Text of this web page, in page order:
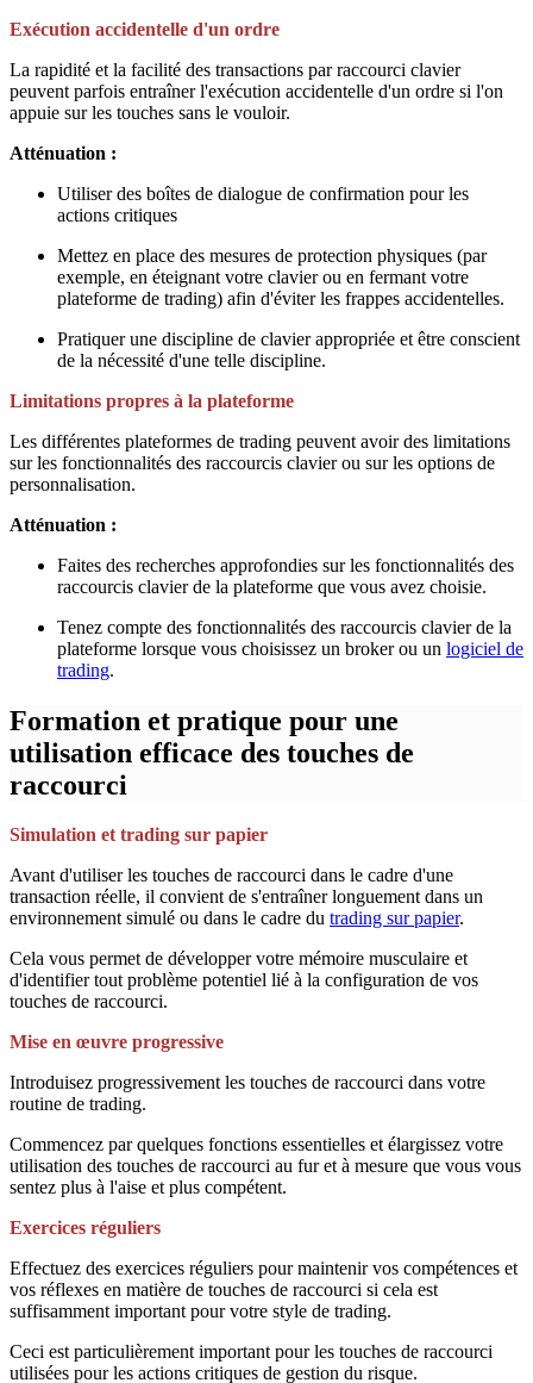
Exécution accidentelle d'un ordre
La rapidité et la facilité des transactions par raccourci clavier
peuvent parfois entraîner l'exécution accidentelle d'un ordre si l'on
appuie sur les touches sans le vouloir.
Atténuation :
Utiliser des boîtes de dialogue de confirmation pour les
actions critiques
Mettez en place des mesures de protection physiques (par
exemple, en éteignant votre clavier ou en fermant votre
plateforme de trading) afin d'éviter les frappes accidentelles.
Pratiquer une discipline de clavier appropriée et être conscient
de la nécessité d'une telle discipline.
Limitations propres à la plateforme
Les différentes plateformes de trading peuvent avoir des limitations
sur les fonctionnalités des raccourcis clavier ou sur les options de
personnalisation.
Atténuation :
Faites des recherches approfondies sur les fonctionnalités des
raccourcis clavier de la plateforme que vous avez choisie.
Tenez compte des fonctionnalités des raccourcis clavier de la
plateforme lorsque vous choisissez un broker ou un logiciel de
trading.
Formation et pratique pour une
utilisation efficace des touches de
raccourci
Simulation et trading sur papier
Avant d'utiliser les touches de raccourci dans le cadre d'une
transaction réelle, il convient de s'entraîner longuement dans un
environnement simulé ou dans le cadre du trading sur papier.
Cela vous permet de développer votre mémoire musculaire et
d'identifier tout problème potentiel lié à la configuration de vos
touches de raccourci.
Mise en œuvre progressive
Introduisez progressivement les touches de raccourci dans votre
routine de trading.
Commencez par quelques fonctions essentielles et élargissez votre
utilisation des touches de raccourci au fur et à mesure que vous vous
sentez plus à l'aise et plus compétent.
Exercices réguliers
Effectuez des exercices réguliers pour maintenir vos compétences et
vos réflexes en matière de touches de raccourci si cela est
suffisamment important pour votre style de trading.
Ceci est particulièrement important pour les touches de raccourci
utilisées pour les actions critiques de gestion du risque.